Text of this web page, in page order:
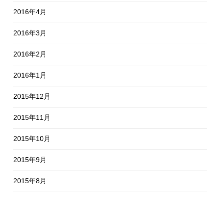
2016年4月
2016年3月
2016年2月
2016年1月
2015年12月
2015年11月
2015年10月
2015年9月
2015年8月